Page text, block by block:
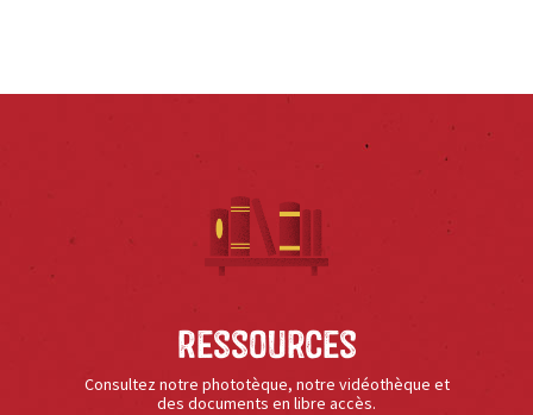
Ressources
Consultez notre phototèque, notre vidéothèque et
des documents en libre accès.